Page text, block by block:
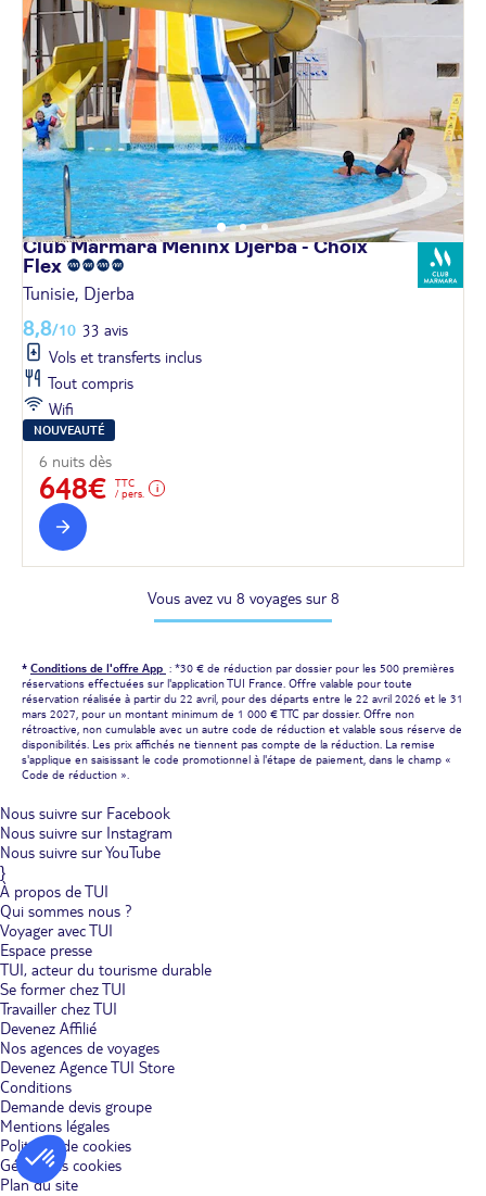
Club Marmara Meninx Djerba - Choix
Flex
Tunisie, Djerba
8,8/10 33 avis
Vols et transferts inclus
Tout compris
Wifi
NOUVEAUTÉ
6 nuits dès
648€
TTC
/ pers.
Vous avez vu 8 voyages sur 8
* Conditions de l'offre App : *30 € de réduction par dossier pour les 500 premières
réservations effectuées sur l'application TUI France. Offre valable pour toute
réservation réalisée à partir du 22 avril, pour des départs entre le 22 avril 2026 et le 31
mars 2027, pour un montant minimum de 1 000 € TTC par dossier. Offre non
rétroactive, non cumulable avec un autre code de réduction et valable sous réserve de
disponibilités. Les prix affichés ne tiennent pas compte de la réduction. La remise
s'applique en saisissant le code promotionnel à l'étape de paiement, dans le champ «
Code de réduction ».
Nous suivre sur Facebook
Nous suivre sur Instagram
Nous suivre sur YouTube
}
À propos de TUI
Qui sommes nous ?
Voyager avec TUI
Espace presse
TUI, acteur du tourisme durable
Se former chez TUI
Travailler chez TUI
Devenez Affilié
Nos agences de voyages
Devenez Agence TUI Store
Conditions
Demande devis groupe
Mentions légales
Politique de cookies
Gérer mes cookies
Plan du site